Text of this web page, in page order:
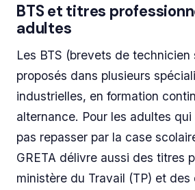
BTS et titres
adultes
Les BTS (brevets de technicien
proposés dans plusieurs
industrielles, en formation
alternance. Pour les adultes
pas repasser par la case
GRETA délivre aussi des titres
ministère du Travail (TP) et